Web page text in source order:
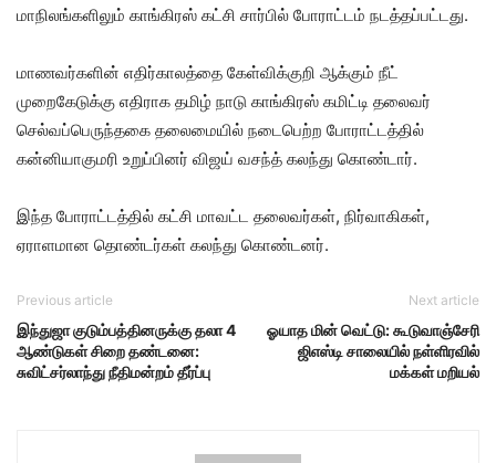
மாநிலங்களிலும் காங்கிரஸ் கட்சி சார்பில் போராட்டம் நடத்தப்பட்டது.
மாணவர்களின் எதிர்காலத்தை கேள்விக்குறி ஆக்கும் நீட்
முறைகேடுக்கு எதிராக தமிழ் நாடு காங்கிரஸ் கமிட்டி தலைவர்
செல்வப்பெருந்தகை தலைமையில் நடைபெற்ற போராட்டத்தில்
கன்னியாகுமரி உறுப்பினர் விஜய் வசந்த் கலந்து கொண்டார்.
இந்த போராட்டத்தில் கட்சி மாவட்ட தலைவர்கள், நிர்வாகிகள்,
ஏராளமான தொண்டர்கள் கலந்து கொண்டனர்.
Previous article
இந்துஜா குடும்பத்தினருக்கு தலா 4
ஆண்டுகள் சிறை தண்டனை:
சுவிட்சர்லாந்து நீதிமன்றம் தீர்ப்பு
Next article
ஓயாத மின் வெட்டு: கூடுவாஞ்சேரி
ஜிஎஸ்டி சாலையில் நள்ளிரவில்
மக்கள் மறியல்